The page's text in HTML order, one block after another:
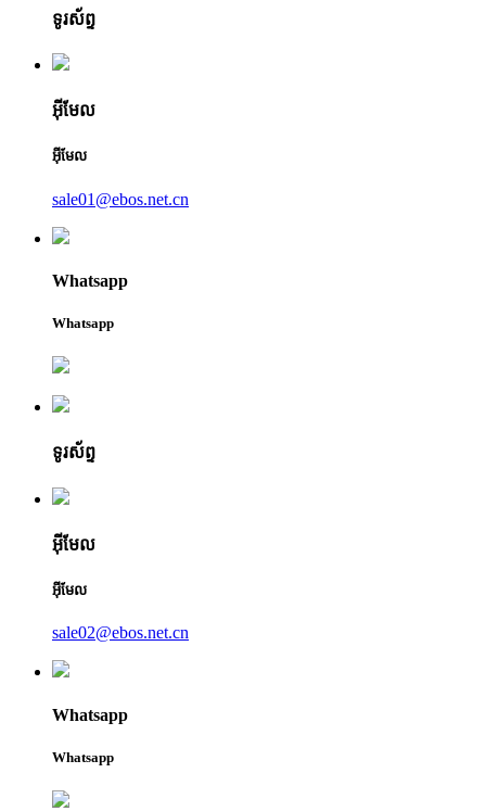
ទូរស័ព្ទ
អ៊ីមែល
អ៊ីមែល
sale01@ebos.net.cn
Whatsapp
Whatsapp
ទូរស័ព្ទ
អ៊ីមែល
អ៊ីមែល
sale02@ebos.net.cn
Whatsapp
Whatsapp